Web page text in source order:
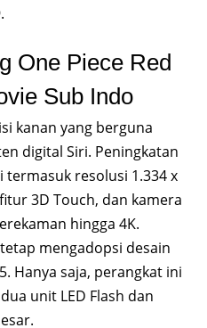
One Piece Red
Sub Indo
kanan yang berguna
digital Siri. Peningkatan
resolusi 1.334 x
3D Touch, dan kamera
hingga 4K.
mengadopsi desain
Hanya saja, perangkat ini
unit LED Flash dan